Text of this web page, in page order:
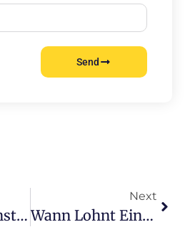
Send
Beste Fahrdienstlösung Für Hotels Finden
Next
Wann Lohnt Eine Kurierfahrt Wirklich?